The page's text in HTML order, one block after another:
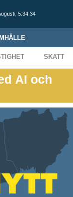
, 5:34:35
SKATT
AI och